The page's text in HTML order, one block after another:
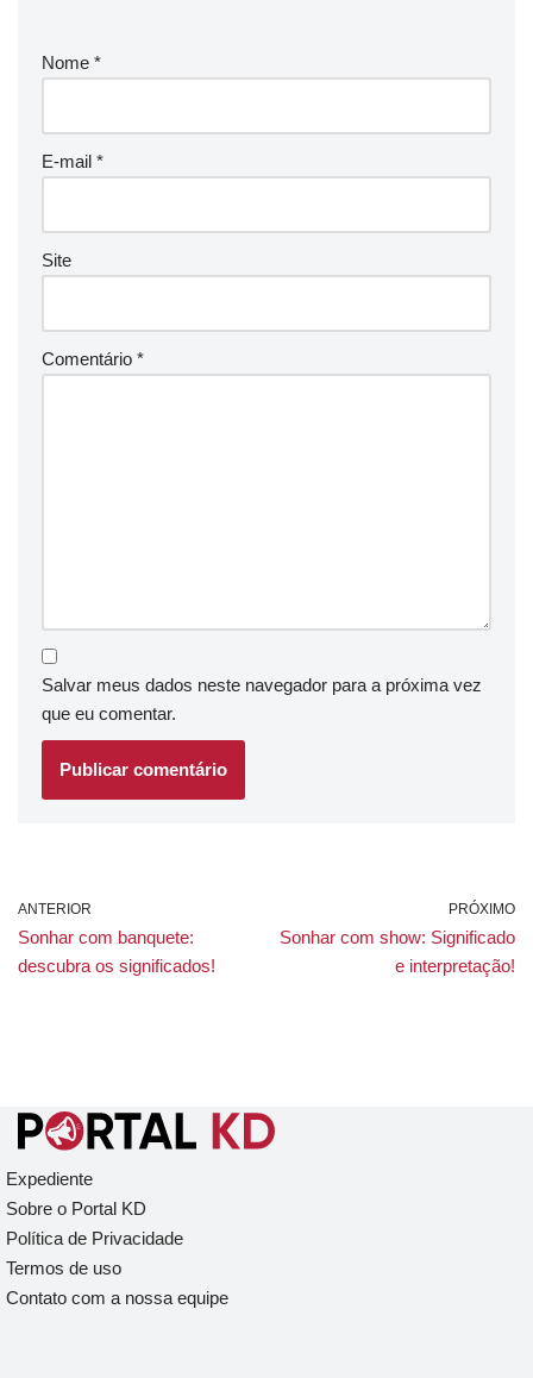
Nome *
E-mail *
Site
Comentário *
Salvar meus dados neste navegador para a próxima vez
que eu comentar.
ANTERIOR
Sonhar com banquete:
descubra os significados!
PRÓXIMO
Sonhar com show: Significado
e interpretação!
Expediente
Sobre o Portal KD
Política de Privacidade
Termos de uso
Contato com a nossa equipe